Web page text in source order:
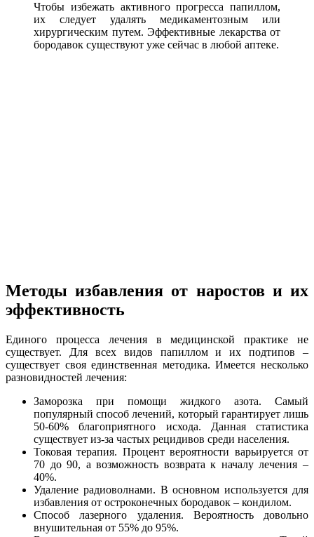
Чтобы избежать активного прогресса папиллом,
их следует удалять медикаментозным или
хирургическим путем. Эффективные лекарства от
бородавок существуют уже сейчас в любой аптеке.
Методы избавления от наростов и их
эффективность
Единого процесса лечения в медицинской практике не
существует. Для всех видов папиллом и их подтипов –
существует своя единственная методика. Имеется несколько
разновидностей лечения:
Заморозка при помощи жидкого азота. Самый
популярный способ лечений, который гарантирует лишь
50-60% благоприятного исхода. Данная статистика
существует из-за частых рецидивов среди населения.
Токовая терапия. Процент вероятности варьируется от
70 до 90, а возможность возврата к началу лечения –
40%.
Удаление радиоволнами. В основном используется для
избавления от остроконечных бородавок – кондилом.
Способ лазерного удаления. Вероятность довольно
внушительная от 55% до 95%.